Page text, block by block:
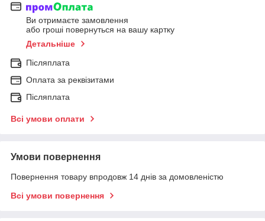
Ви отримаєте замовлення
або гроші повернуться на вашу картку
Детальніше
Післяплата
Оплата за реквізитами
Післяплата
Всі умови оплати
Умови повернення
Повернення товару впродовж 14 днів за домовленістю
Всі умови повернення